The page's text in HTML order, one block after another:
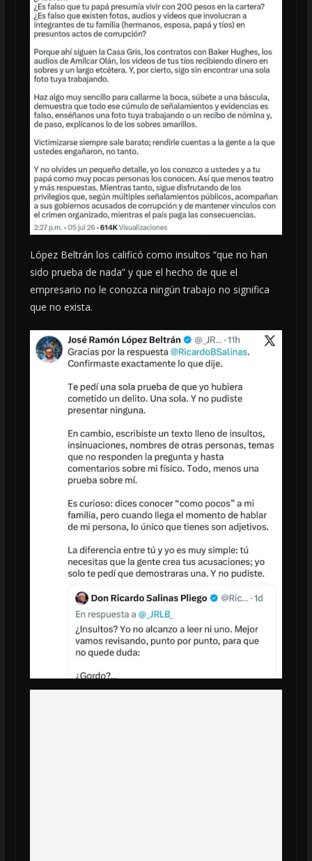
López Beltrán los calificó como insultos “que no han
sido prueba de nada” y que el hecho de que el
empresario no le conozca ningún trabajo no significa
que no exista.